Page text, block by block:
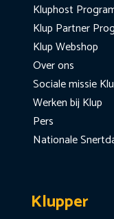
Kluphost
Klup Partner
Klup Webshop
Over ons
Sociale missie
Werken bij Klup
Pers
Nationale
Klupper